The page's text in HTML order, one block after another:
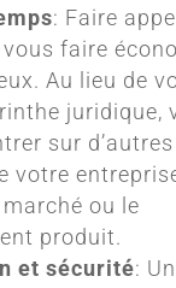
: Faire
faire
Au lieu de
juridique,
sur
votre
ou le
produit.
et sécurité: